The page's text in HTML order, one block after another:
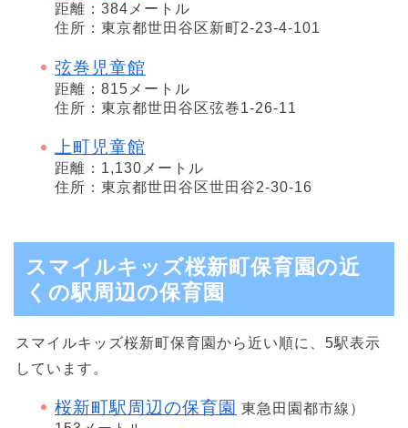
距離：384メートル
住所：東京都世田谷区新町2-23-4-101
弦巻児童館
距離：815メートル
住所：東京都世田谷区弦巻1-26-11
上町児童館
距離：1,130メートル
住所：東京都世田谷区世田谷2-30-16
スマイルキッズ桜新町保育園の近
くの駅周辺の保育園
スマイルキッズ桜新町保育園から近い順に、5駅表示
しています。
桜新町駅周辺の保育園 東急田園都市線）